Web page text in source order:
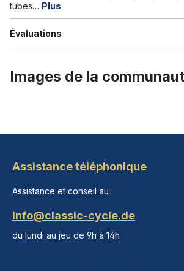
tubes… Plus
Évaluations
Images de la
Assistance téléphonique
Assistance et conseil au :
info@classic-cycle.de
du lundi au jeu de 9h à 14h